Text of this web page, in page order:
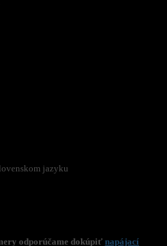
jazyku
odporúčame dokúpiťnapájací